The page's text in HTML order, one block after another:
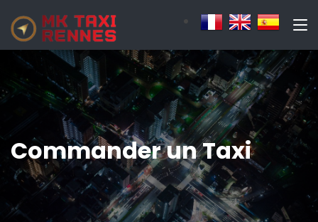
Commander un Taxi